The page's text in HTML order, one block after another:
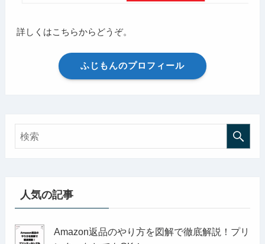
詳しくはこちらからどうぞ。
ふじもんのプロフィール
人気の記事
Amazon返品のやり方を図解で徹底解説！プリ